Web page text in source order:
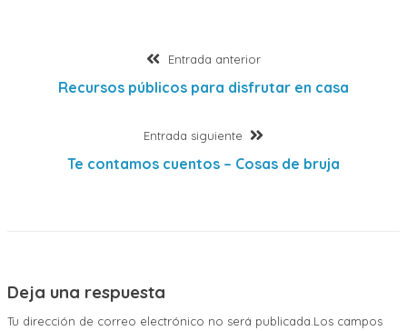
Entrada anteriorEntrada
anterior:
Recursos públicos para disfrutar en casa
Entrada siguiente
Entrada
siguiente:
Te contamos cuentos – Cosas de bruja
Deja una respuesta
Tu dirección de correo electrónico no será publicada.Los campos